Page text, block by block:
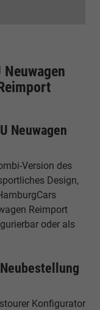
Neuwagen
Version des
Design,
Reimport
oder als
Konfigurator